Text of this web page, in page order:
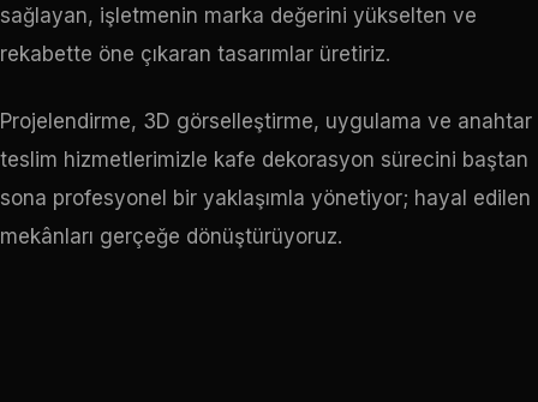
sağlayan, işletmenin marka değerini yükselten ve
rekabette öne çıkaran tasarımlar üretiriz.
Projelendirme, 3D görselleştirme, uygulama ve anahtar
teslim hizmetlerimizle kafe dekorasyon sürecini baştan
sona profesyonel bir yaklaşımla yönetiyor; hayal edilen
mekânları gerçeğe dönüştürüyoruz.